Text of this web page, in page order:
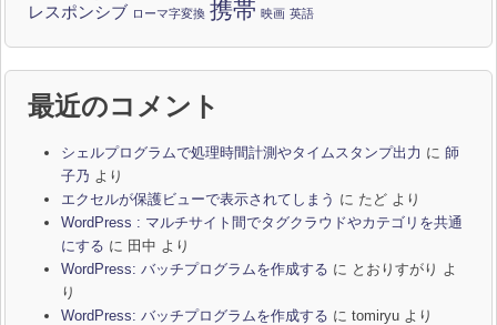
レスポンシブ ローマ字変換 携帯 映画 英語
最近のコメント
シェルプログラムで処理時間計測やタイムスタンプ出力 に 師
子乃 より
エクセルが保護ビューで表示されてしまう に たどより
WordPress : マルチサイト間でタグクラウドやカテゴリを共通
にする に 田中 より
WordPress: バッチプログラムを作成する に とおりすがり よ
り
WordPress: バッチプログラムを作成する に tomiryuより